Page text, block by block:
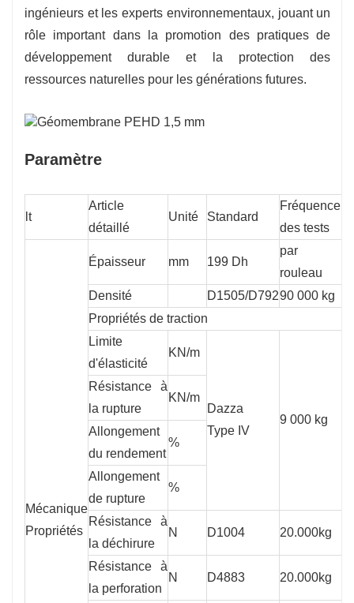
ingénieurs et les experts environnementaux, jouant un
rôle important dans la promotion des pratiques de
développement durable et la protection des
ressources naturelles pour les générations futures.
Paramètre
lt
Article
détaillé
Unité Standard
Fréquence
des tests
Mécanique
Propriétés
Épaisseur mm 199 Dh
par
rouleau
Densité D1505/D79290 000 kg
Propriétés de traction
Limite
d'élasticité
KN/m
Dazza
Type IV
9 000 kg
Résistance à
la rupture
KN/m
Allongement
du rendement
%
Allongement
de rupture
%
Résistance à
la déchirure
N D1004 20.000kg
Résistance à
la perforation
N D4883 20.000kg